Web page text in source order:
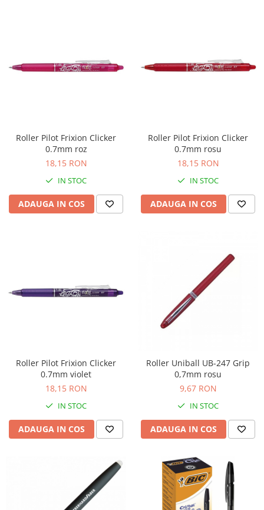
Adaptoare de calatorie
Incarcatoare cu fir si auto
Ceasuri smart - Smartwatch
Baterii externe - Powerbanks
Accesorii localizare (FindMy)
Periferice PC si accesorii
Casti
Tehnica si mobilier pentru birou
Laminatoare
Folii laminare
Accesorii mobilier
Distrugatoare documente
Cosuri de gunoi pentru birou
Roller Pilot Frixion Clicker
0.7mm roz
18,15 RON
IN STOC
ADAUGA IN COS
Roller Pilot Frixion Clicker
0.7mm rosu
18,15 RON
IN STOC
ADAUGA IN COS
Roller Pilot Frixion Clicker
0.7mm violet
18,15 RON
IN STOC
ADAUGA IN COS
Roller Uniball UB-247 Grip
0,7mm rosu
9,67 RON
IN STOC
ADAUGA IN COS